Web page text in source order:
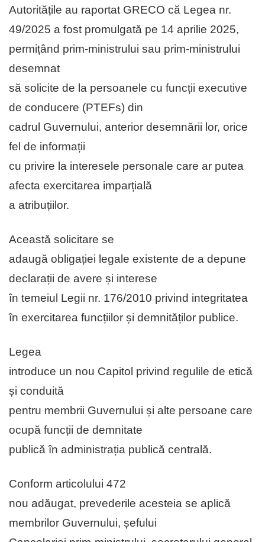
Autoritățile au raportat GRECO că Legea nr.
49/2025 a fost promulgată pe 14 aprilie 2025,
permițând prim-ministrului sau prim-ministrului
desemnat
să solicite de la persoanele cu funcții executive
de conducere (PTEFs) din
cadrul Guvernului, anterior desemnării lor, orice
fel de informații
cu privire la interesele personale care ar putea
afecta exercitarea imparțială
a atribuțiilor.
Această solicitare se
adaugă obligației legale existente de a depune
declarații de avere și interese
în temeiul Legii nr. 176/2010 privind integritatea
în exercitarea funcțiilor și demnităților publice.
Legea
introduce un nou Capitol privind regulile de etică
și conduită
pentru membrii Guvernului și alte persoane care
ocupă funcții de demnitate
publică în administrația publică centrală.
Conform articolului 472
nou adăugat, prevederile acesteia se aplică
membrilor Guvernului, șefului